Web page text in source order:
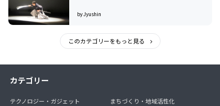
by Jyushin
このカテゴリーをもっと見る
カテゴリー
テクノロジー・ガジェット
まちづくり・地域活性化